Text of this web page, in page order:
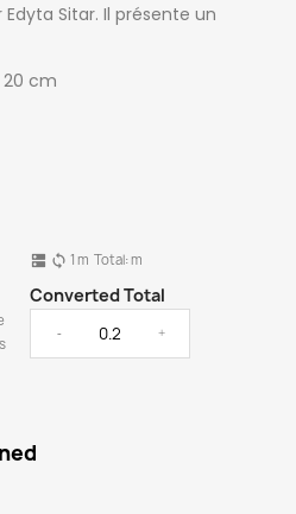
Sitar. Il présente un
cm
dns sync 1 m Total:m
Converted Total
- +